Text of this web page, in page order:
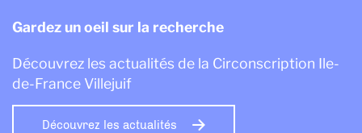
Gardez un oeil sur la recherche
Découvrez les actualités de la Circonscription Ile-
de-France Villejuif
Découvrez les actualités